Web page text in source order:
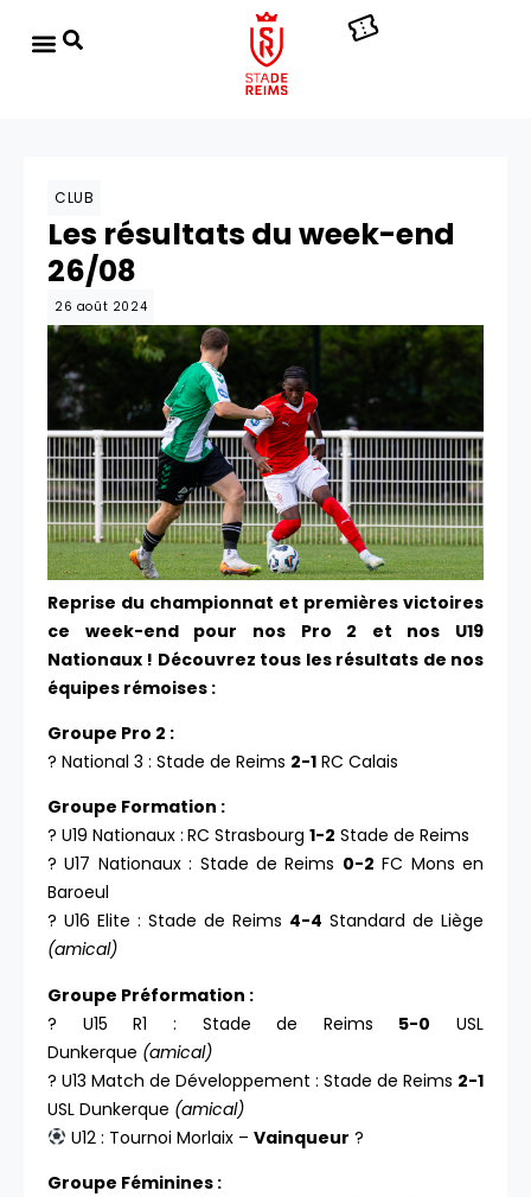
CLUB
Les résultats du week-end
26/08
26 août 2024
Reprise du championnat et premières victoires
ce week-end pour nos Pro 2 et nos U19
Nationaux ! Découvrez tous les résultats de nos
équipes rémoises :
Groupe Pro 2 :
? National 3 : Stade de Reims 2-1 RC Calais
Groupe Formation :
? U19 Nationaux : RC Strasbourg 1-2 Stade de Reims
? U17 Nationaux : Stade de Reims 0-2 FC Mons en
Baroeul
? U16 Elite : Stade de Reims 4-4 Standard de Liège
(amical)
Groupe Préformation :
? U15 R1 : Stade de Reims 5-0 USL
Dunkerque (amical)
? U13 Match de Développement : Stade de Reims 2-1
USL Dunkerque (amical)
U12 : Tournoi Morlaix – Vainqueur ?
Groupe Féminines :